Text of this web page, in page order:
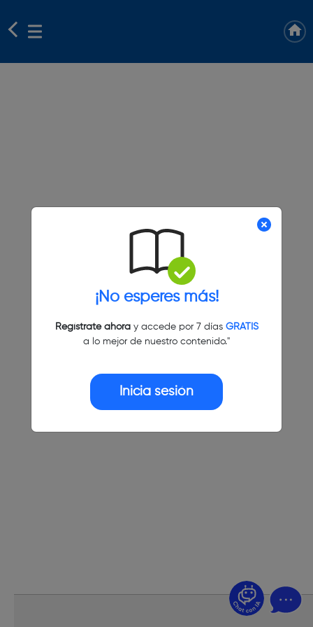
¡No esperes más!
Regístrate ahoray accede por 7 días GRATIS
a lo mejor de nuestro contenido."
Inicia sesión